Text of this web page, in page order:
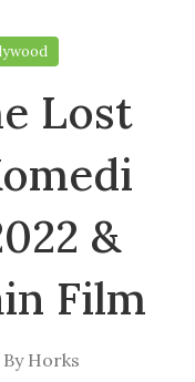
Lost
&
Film
By Horks